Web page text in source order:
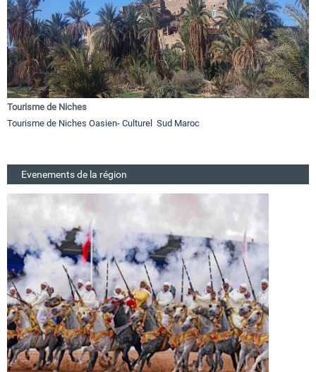
Tourisme de Niches
Tourisme de Niches Oasien- Culturel Sud Maroc
Evenements de la région